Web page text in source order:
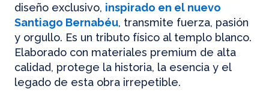
diseño exclusivo, inspirado en el nuevo
Santiago Bernabéu, transmite fuerza, pasión
y orgullo. Es un tributo físico al templo blanco.
Elaborado con materiales premium de alta
calidad, protege la historia, la esencia y el
legado de esta obra irrepetible.